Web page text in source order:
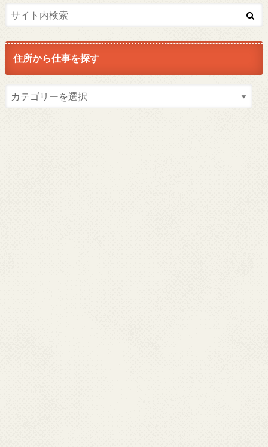
住所から仕事を探す